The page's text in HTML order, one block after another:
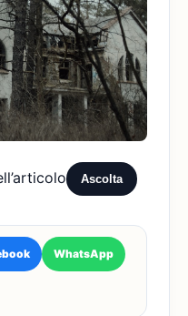
Ascolta
WhatsApp